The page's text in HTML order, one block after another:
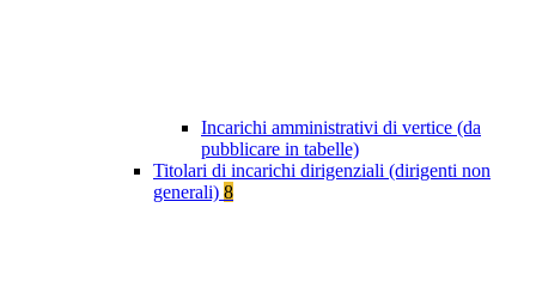
Incarichi amministrativi di vertice (da
pubblicare in tabelle)
Titolari di incarichi dirigenziali (dirigenti non
generali) 8